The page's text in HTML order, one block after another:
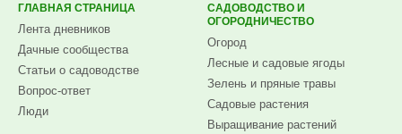
ГЛАВНАЯ СТРАНИЦА
Лента дневников
Дачные сообщества
Статьи о садоводстве
Вопрос-ответ
Люди
САДОВОДСТВО И
ОГОРОДНИЧЕСТВО
Огород
Лесные и садовые ягоды
Зелень и пряные травы
Садовые растения
Выращивание растений